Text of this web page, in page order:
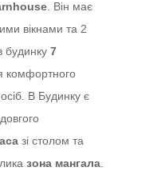
. Він має
вікнами та 2
будинку 7
комфортного
В Будинку є
зі столом та
зона мангала.